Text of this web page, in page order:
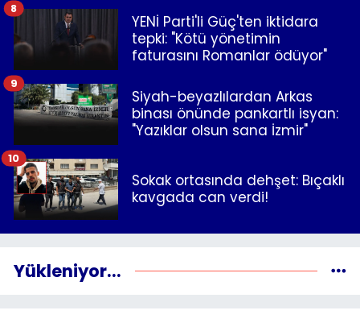
YENİ Parti'li Güç'ten iktidara
tepki: "Kötü yönetimin
faturasını Romanlar ödüyor"
8
Siyah-beyazlılardan Arkas
binası önünde pankartlı isyan:
"Yazıklar olsun sana İzmir"
9
Sokak ortasında dehşet: Bıçaklı
kavgada can verdi!
10
Yükleniyor...